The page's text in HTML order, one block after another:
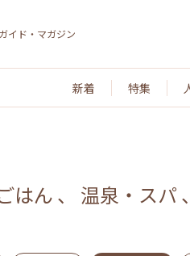
ガイド・マガジン
新着 特集
はん、 温泉・スパ 、